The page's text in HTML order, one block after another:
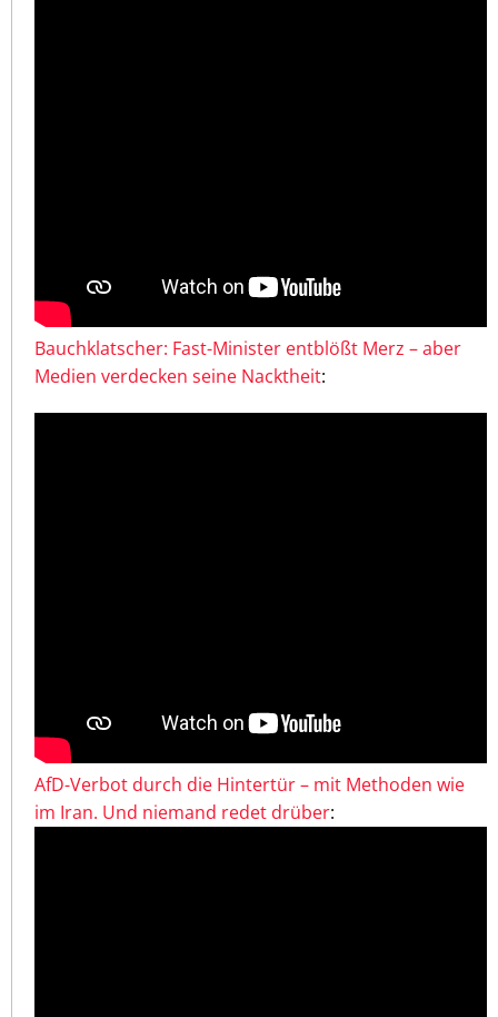
Bauchklatscher: Fast-Minister entblößt Merz – aber
Medien verdecken seine Nacktheit:
AfD-Verbot durch die Hintertür – mit Methoden wie
im Iran. Und niemand redet drüber: